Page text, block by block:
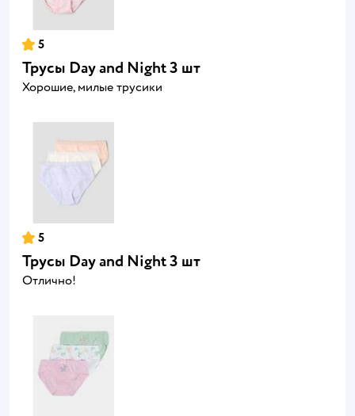
5
Трусы Day and Night 3 шт
Хорошие, милые трусики
5
Трусы Day and Night 3 шт
Отлично!